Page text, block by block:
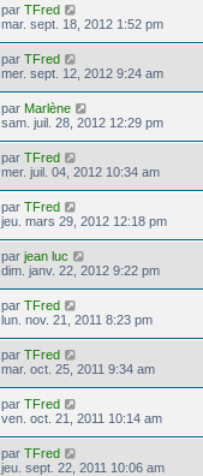
par TFred
mar. sept. 18, 2012 1:52 pm
par TFred
mer. sept. 12, 2012 9:24 am
par Marlène
sam. juil. 28, 2012 12:29 pm
par TFred
mer. juil. 04, 2012 10:34 am
par TFred
jeu. mars 29, 2012 12:18 pm
par jean luc
dim. janv. 22, 2012 9:22 pm
par TFred
lun. nov. 21, 2011 8:23 pm
par TFred
mar. oct. 25, 2011 9:34 am
par TFred
ven. oct. 21, 2011 10:14 am
par TFred
jeu. sept. 22, 2011 10:06 am